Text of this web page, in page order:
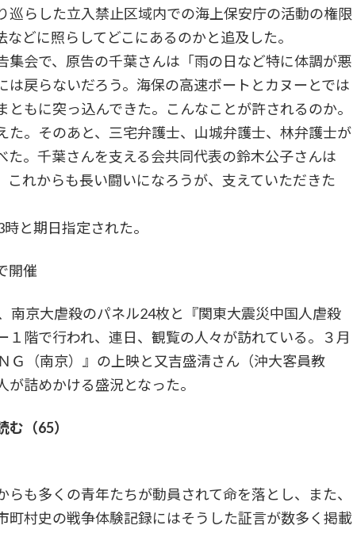
巡らした立入禁止区域内での海上保安庁の活動の権限
どに照らしてどこにあるのかと追及した。
会で、原告の千葉さんは「雨の日など特に体調が悪
は戻らないだろう。海保の高速ボートとカヌーとでは
もに突っ込んできた。こんなことが許されるのか。
た。そのあと、三宅弁護士、山城弁護士、林弁護士が
た。千葉さんを支える会共同代表の鈴木公子さんは
これからも長い闘いになろうが、支えていただきた
と期日指定された。
開催
京大虐殺のパネル24枚と『関東大震災中国人虐殺
階で行われ、連日、観覧の人々が訪れている。３月
Ｇ（南京）』の上映と又吉盛清さん（沖大客員教
詰めかける盛況となった。
（65）
も多くの青年たちが動員されて命を落とし、また、
町村史の戦争体験記録にはそうした証言が数多く掲載